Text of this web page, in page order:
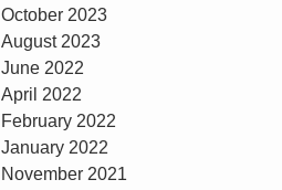
October 2023
August 2023
June 2022
April 2022
February 2022
January 2022
November 2021